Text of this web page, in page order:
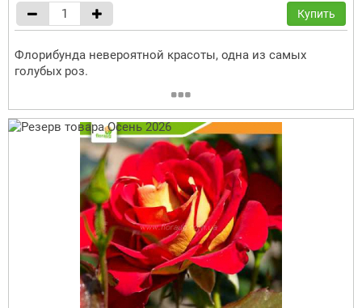
Купить
Флорибунда невероятной красоты, одна из самых
голубых роз.